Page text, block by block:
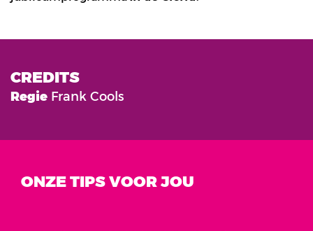
CREDITS
Regie Frank Cools
ONZE TIPS VOOR JOU